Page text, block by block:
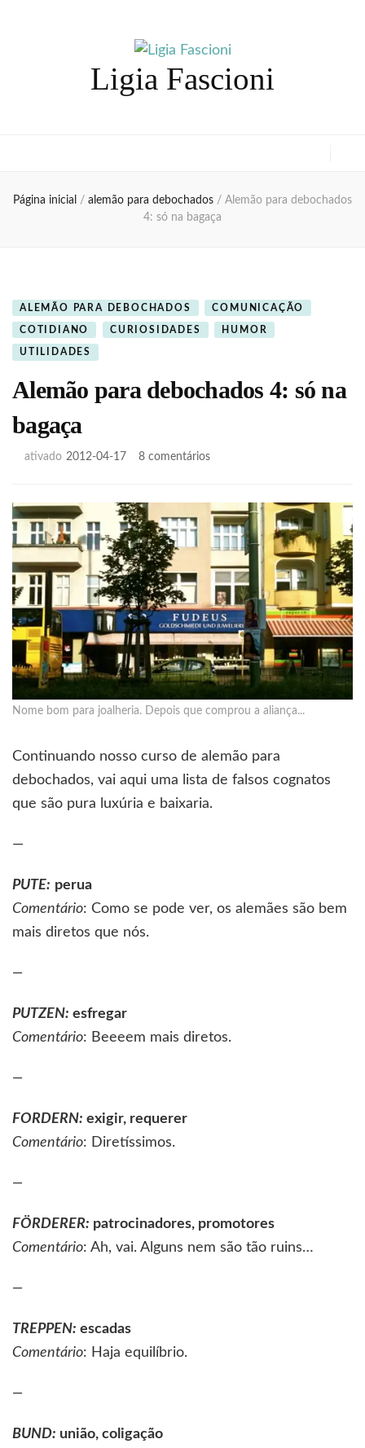
Ligia Fascioni
Página inicial / alemão para debochados / Alemão para debochados
4: só na bagaça
ALEMÃO PARA DEBOCHADOS COMUNICAÇÃO
COTIDIANO CURIOSIDADES HUMOR
UTILIDADES
Alemão para debochados 4: só na
bagaça
ativado 2012-04-17 8 comentáriosem
debochados
4:
só
bagaça
Nome bom para joalheria. Depois que comprou a aliança...
Continuando nosso curso de alemão para
debochados, vai aqui uma lista de falsos cognatos
que são pura luxúria e baixaria.
—
PUTE: perua
Comentário: Como se pode ver, os alemães são bem
mais diretos que nós.
—
PUTZEN: esfregar
Comentário: Beeeem mais diretos.
—
FORDERN: exigir, requerer
Comentário: Diretíssimos.
—
FÖRDERER: patrocinadores, promotores
Comentário: Ah, vai. Alguns nem são tão ruins…
—
TREPPEN: escadas
Comentário: Haja equilíbrio.
—
BUND: união, coligação